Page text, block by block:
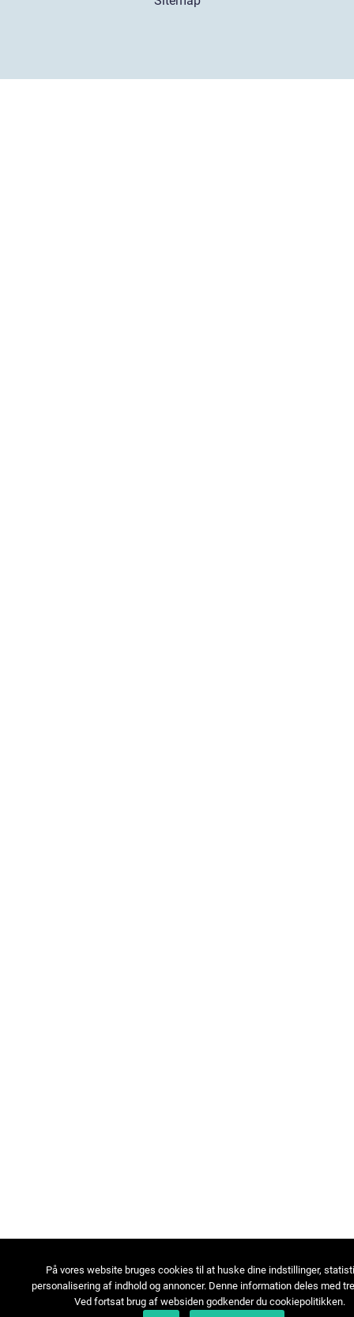
På vores website bruges cookies til at huske dine indstillinger,
personalisering af indhold og annoncer. Denne information deles med
Ved fortsat brug af websiden godkender du cookiepolitikken.